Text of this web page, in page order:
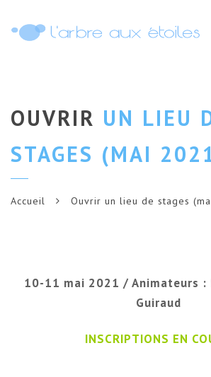
OUVRIR UN LIEU
STAGES (MAI
Accueil Ouvrir un lieu de stages
10-11 mai 2021 / Animateurs :
Guiraud
INSCRIPTIONS EN